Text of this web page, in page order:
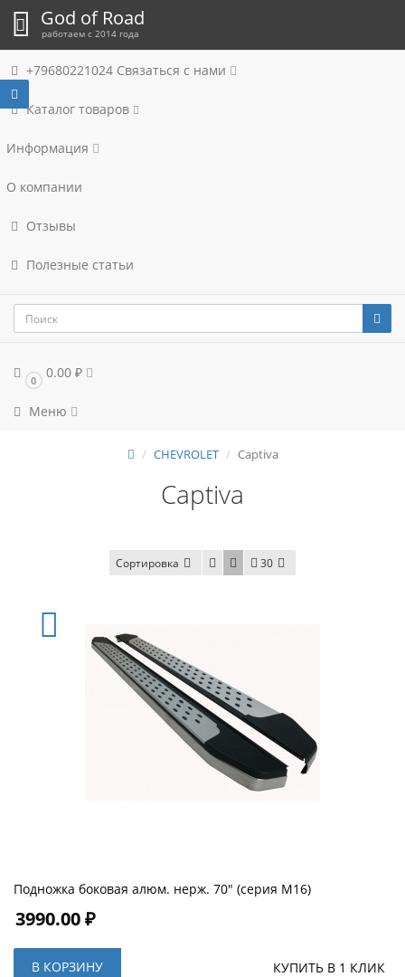
God of Road
работаем с 2014 года
+79680221024 Связаться с нами
Каталог товаров
Информация
О компании
Отзывы
Полезные статьи
0 0.00 ₽
Меню
CHEVROLET Captiva
Captiva
Сортировка 30
Подножка боковая алюм. нерж. 70" (серия М16)
3990.00 ₽
В КОРЗИНУ КУПИТЬ В 1 КЛИК